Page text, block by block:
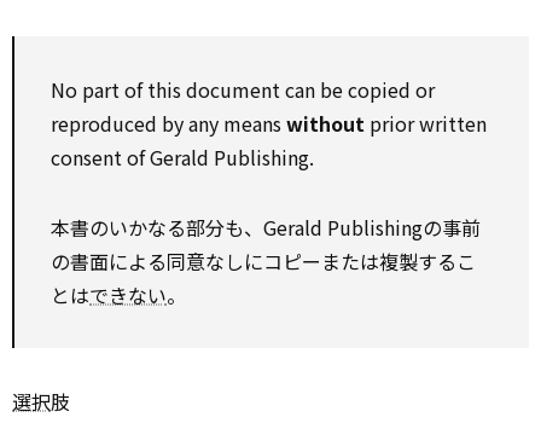
No part of this document can be copied or
reproduced by any means without prior written
consent of Gerald Publishing.
本書のいかなる部分も、Gerald Publishingの事前
の書面による同意なしにコピーまたは複製するこ
とはできない。
選択肢